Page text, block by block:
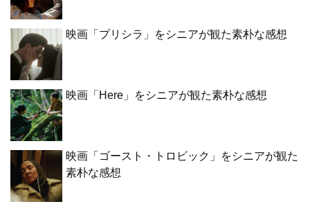
映画「プリシラ」をシニアが観た素朴な感想
映画「Here」をシニアが観た素朴な感想
映画「ゴースト・トロビック」をシニアが観た
素朴な感想